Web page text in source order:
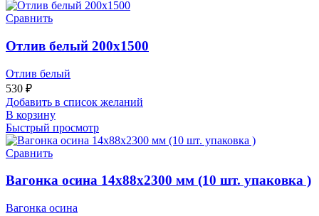
Сравнить
Отлив белый 200х1500
Отлив белый
530 ₽
Добавить в список желаний
В корзину
Быстрый просмотр
Сравнить
Вагонка осина 14х88х2300 мм (10 шт. упаковка )
Вагонка осина